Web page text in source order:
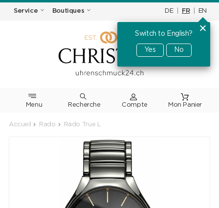
Service Boutiques DE FR EN
Switch to English?
Yes No
Menu Recherche
Accueil Rado Rado True L